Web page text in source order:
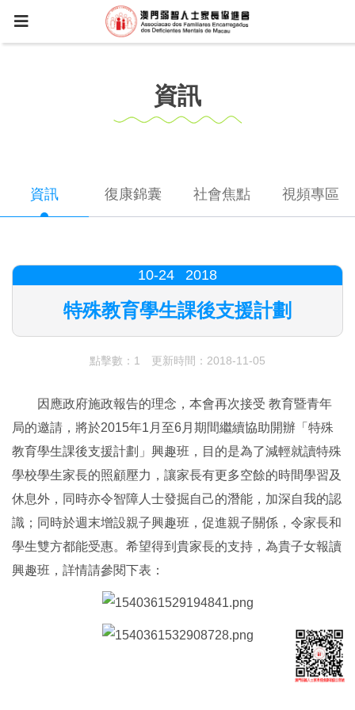
資訊
資訊 復康錦囊 社會焦點 視頻專區
10-24 2018
特殊教育學生課後支援計劃
點擊數：1 更新時間：2018-11-05
因應政府施政報告的理念，本會再次接受 教育暨青年
局的邀請，將於2015年1月至6月期間繼續協助開辦「特殊
教育學生課後支援計劃」興趣班，目的是為了減輕就讀特殊
學校學生家長的照顧壓力，讓家長有更多空餘的時間學習及
休息外，同時亦令智障人士發掘自己的潛能，加深自我的認
識；同時於週末增設親子興趣班，促進親子關係，令家長和
學生雙方都能受惠。希望得到貴家長的支持，為貴子女報讀
興趣班，詳情請參閱下表：